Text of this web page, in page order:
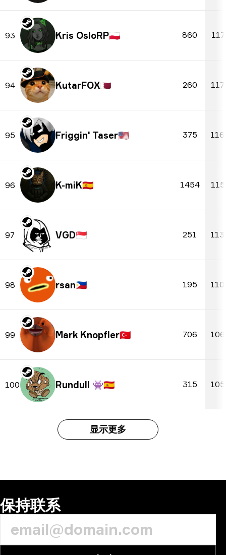
93 Kris OsloRP🇵🇱 860
94 KutarFOX🇶🇦 260
95 Friggin' Taser🇺🇸 375
96 K-miK🇪🇸 1454
97 VGD🇸🇬 251
98 rsan🇵🇭 195
99 Mark Knopfler🇹🇷 706
100 Rundull 👾🇪🇸 315
显示更多
保持联系